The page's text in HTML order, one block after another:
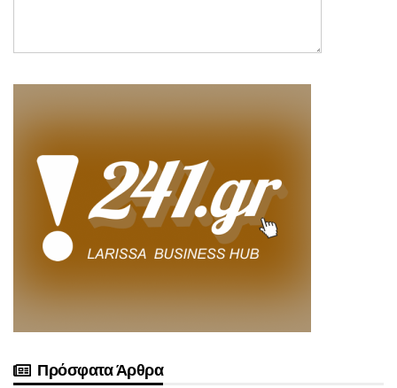
Πρόσφατα Άρθρα